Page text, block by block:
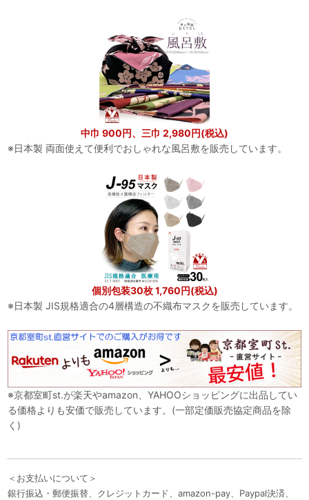
中巾 900円、三巾 2,980円(税込)
※日本製 両面使えて便利でおしゃれな風呂敷を販売しています。
個別包装30枚 1,760円(税込)
※日本製 JIS規格適合の4層構造の不織布マスクを販売しています。
※京都室町st.が楽天やamazon、YAHOOショッピングに出品してい
る価格よりも安価で販売しています。(一部定価販売協定商品を除
く)
＜お支払いについて＞
銀行振込・郵便振替、クレジットカード、amazon-pay、Paypal決済、